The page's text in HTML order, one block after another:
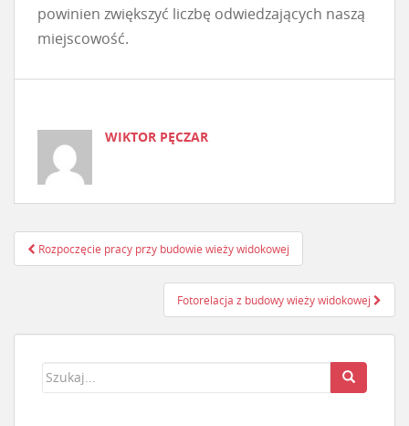
powinien zwiększyć liczbę odwiedzających naszą
miejscowość.
WIKTOR PĘCZAR
Nawigacja postu
Rozpoczęcie pracy przy budowie wieży widokowej
Fotorelacja z budowy wieży widokowej